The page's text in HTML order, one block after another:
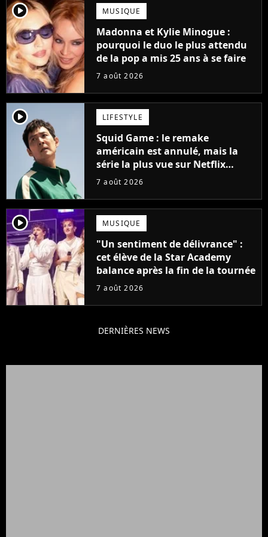
player2 MUSIQUE
Madonna et Kylie Minogue :
pourquoi le duo le plus attendu
de la pop a mis 25 ans à se faire
7 août 2026
player2 LIFESTYLE
Squid Game : le remake
américain est annulé, mais la
série la plus vue sur Netflix
pourrait avoir une version
7 août 2026
player2 MUSIQUE
"Un sentiment de délivrance" :
cet élève de la Star Academy
balance après la fin de la tournée
7 août 2026
DERNIÈRES NEWS